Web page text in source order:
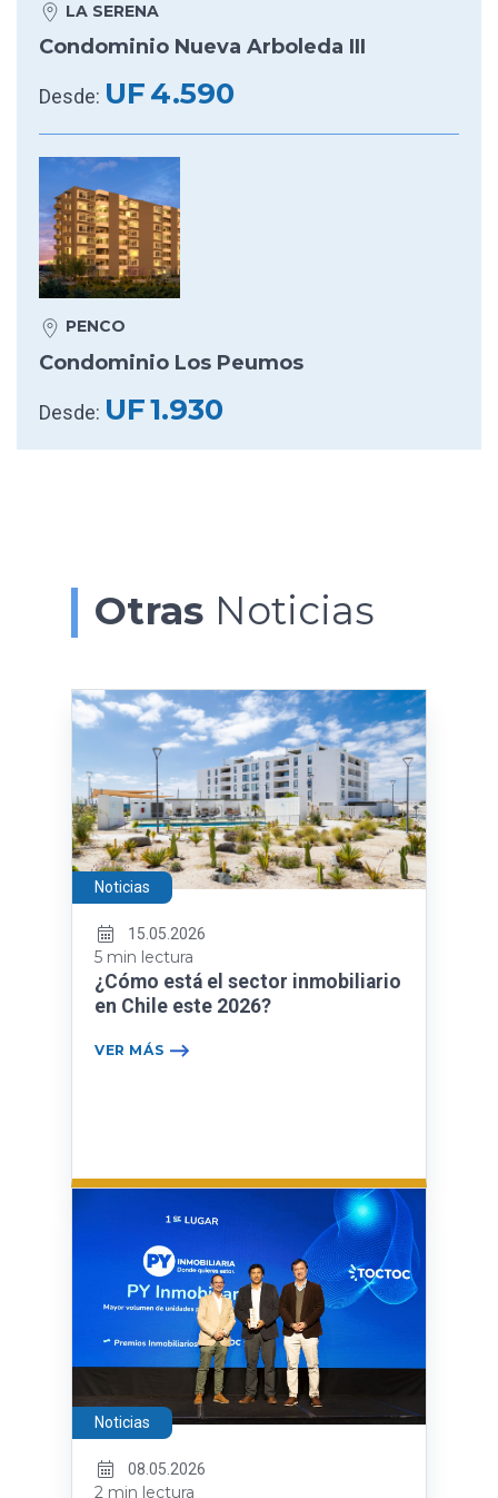
LA SERENA
Condominio Nueva Arboleda III
Desde: UF4.590
PENCO
Condominio Los Peumos
Desde: UF1.930
Otras Noticias
Noticias
15.05.2026
5 min lectura
¿Cómo está el sector inmobiliario
en Chile este 2026?
VER MÁS
Noticias
08.05.2026
2 min lectura